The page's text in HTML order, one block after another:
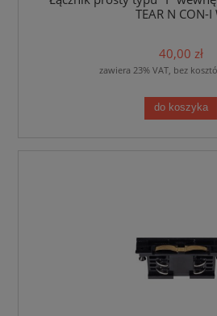
TEAR N CON-I
40,00 zł
zawiera 23% VAT, bez
do koszyka